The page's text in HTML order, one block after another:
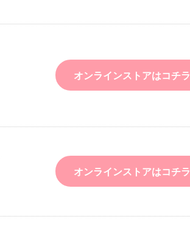
オンラインストアはコチラ
オンラインストアはコチラ